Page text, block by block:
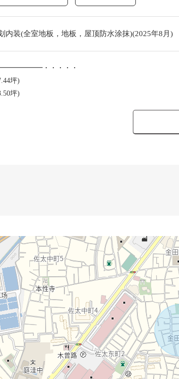
内装(全室地板，地板，屋顶防水涂抹)(2025年8月)
・・・・・
坪)
坪)
・・・・・